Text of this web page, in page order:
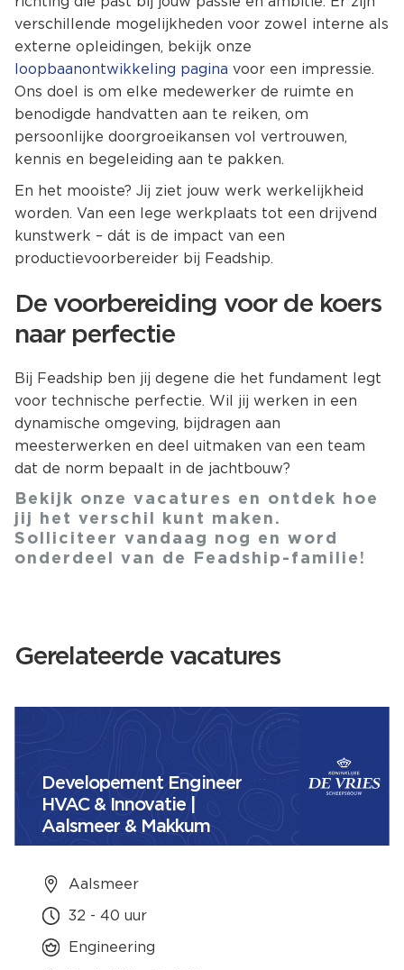
verschillende mogelijkheden voor zowel interne als
externe opleidingen, bekijk onze
loopbaanontwikkeling pagina voor een impressie.
Ons doel is om elke medewerker de ruimte en
benodigde handvatten aan te reiken, om
persoonlijke doorgroeikansen vol vertrouwen,
kennis en begeleiding aan te pakken.
En het mooiste? Jij ziet jouw werk werkelijkheid
worden. Van een lege werkplaats tot een drijvend
kunstwerk – dát is de impact van een
productievoorbereider bij Feadship.
De voorbereiding voor de koers
naar perfectie
Bij Feadship ben jij degene die het fundament legt
voor technische perfectie. Wil jij werken in een
dynamische omgeving, bijdragen aan
meesterwerken en deel uitmaken van een team
dat de norm bepaalt in de jachtbouw?
Bekijk onze vacatures en ontdek hoe
jij het verschil kunt maken.
Solliciteer vandaag nog en word
onderdeel van de Feadship-familie!
Gerelateerde vacatures
Developement Engineer
HVAC & Innovatie |
Aalsmeer & Makkum
Aalsmeer
32 - 40 uur
Engineering